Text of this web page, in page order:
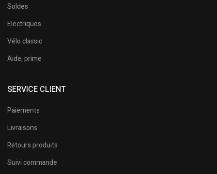
Soldes
Electriques
Vélo classic
Aide, prime
SERVICE CLIENT
Paiements
Livraisons
Retours produits
Suivi commande